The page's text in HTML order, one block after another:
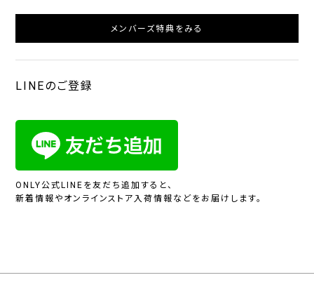
メンバーズ特典をみる
LINEのご登録
ONLY公式LINEを友だち追加すると、
新着情報やオンラインストア入荷情報などをお届けします。